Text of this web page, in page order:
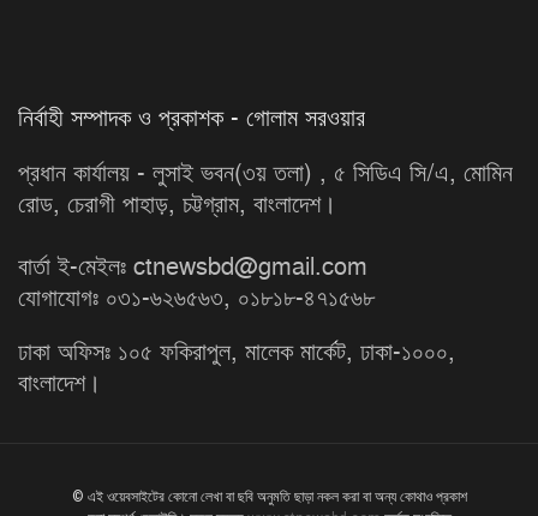
নির্বাহী সম্পাদক ও প্রকাশক - গোলাম সরওয়ার
প্রধান কার্যালয় - লুসাই ভবন(৩য় তলা) , ৫ সিডিএ সি/এ, মোমিন
রোড, চেরাগী পাহাড়, চট্টগ্রাম, বাংলাদেশ।
বার্তা ই-মেইলঃ ctnewsbd@gmail.com
যোগাযোগঃ ০৩১-৬২৬৫৬৩, ০১৮১৮-৪৭১৫৬৮
ঢাকা অফিসঃ ১০৫ ফকিরাপুল, মালেক মার্কেট, ঢাকা-১০০০,
বাংলাদেশ।
© এই ওয়েবসাইটের কোনো লেখা বা ছবি অনুমতি ছাড়া নকল করা বা অন্য কোথাও প্রকাশ